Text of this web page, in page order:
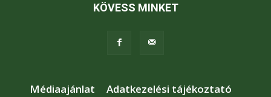
KÖVESS MINKET
Médiaajánlat
Adatkezelési tájékoztató